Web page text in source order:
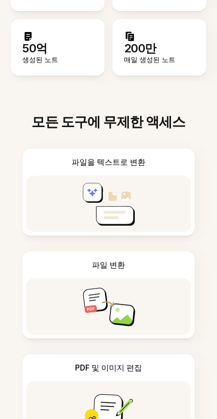
50억
생성된 노트
200만
매일 생성된 노트
모든 도구에 무제한 액세스
파일을 텍스트로 변환
파일 변환
PDF 및 이미지 편집